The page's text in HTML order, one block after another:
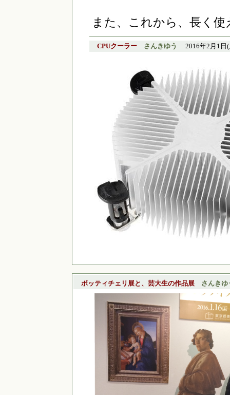
また、これから、長く
CPUクーラー さんきゆう 2016年2月1日(
ボッティチェリ展と、芸大生の作品展 さんきゆ